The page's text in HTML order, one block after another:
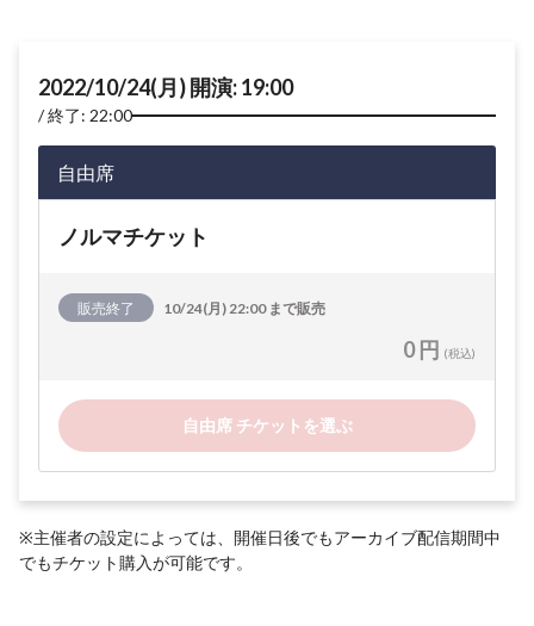
2022/10/24(月) 開演: 19:00
終了: 22:00
自由席
ノルマチケット
販売終了 10/24(月) 22:00 まで販売
0 円 (税込)
自由席 チケットを選ぶ
※主催者の設定によっては、開催日後でもアーカイブ配信期間中
でもチケット購入が可能です。